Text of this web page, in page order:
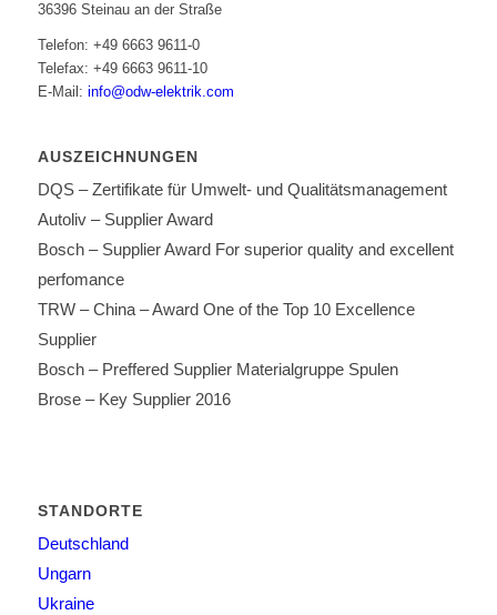
36396 Steinau an der Straße
Telefon: +49 6663 9611-0
Telefax: +49 6663 9611-10
E-Mail: info@odw-elektrik.com
AUSZEICHNUNGEN
DQS – Zertifikate für Umwelt- und Qualitätsmanagement
Autoliv – Supplier Award
Bosch – Supplier Award For superior quality and excellent
perfomance
TRW – China – Award One of the Top 10 Excellence
Supplier
Bosch – Preffered Supplier Materialgruppe Spulen
Brose – Key Supplier 2016
STANDORTE
Deutschland
Ungarn
Ukraine